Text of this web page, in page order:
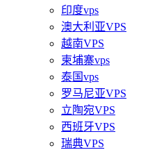
印度vps
澳大利亚VPS
越南VPS
柬埔寨vps
泰国vps
罗马尼亚VPS
立陶宛VPS
西班牙VPS
瑞典VPS